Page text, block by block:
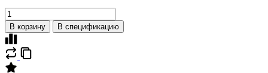
В корзину В спецификацию